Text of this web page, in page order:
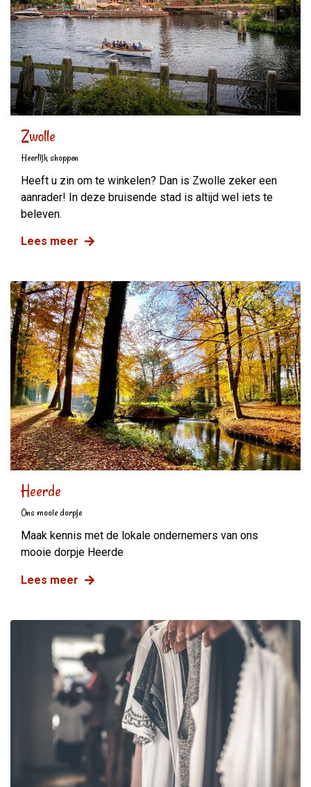
Zwolle
Heerlijk shoppen
Heeft u zin om te winkelen? Dan is Zwolle zeker een
aanrader! In deze bruisende stad is altijd wel iets te
beleven.
Lees meer
Heerde
Ons mooie dorpje
Maak kennis met de lokale ondernemers van ons
mooie dorpje Heerde
Lees meer